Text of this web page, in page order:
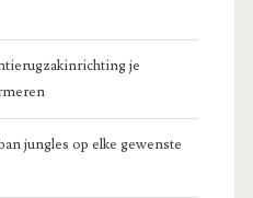
je
jungles op elke gewenste